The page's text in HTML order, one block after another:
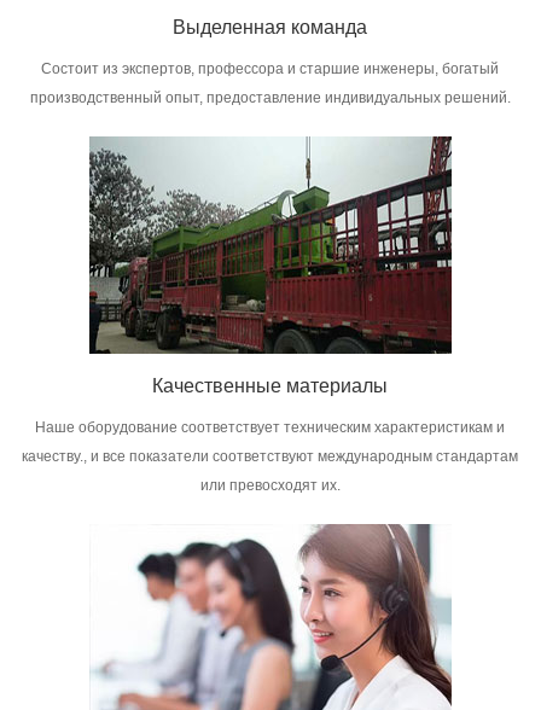
Выделенная команда
Состоит из экспертов, профессора и старшие инженеры, богатый
производственный опыт, предоставление индивидуальных решений.
Качественные материалы
Наше оборудование соответствует техническим характеристикам и
качеству., и все показатели соответствуют международным стандартам
или превосходят их.